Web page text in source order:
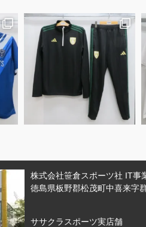
株式会社笹倉スポーツ社 IT事
徳島県板野郡松茂町中喜来字
ササクラスポーツ実店舗